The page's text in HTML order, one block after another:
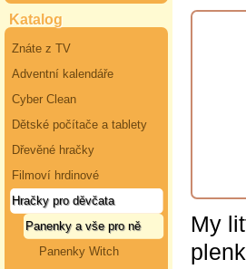
Katalog
Znáte z TV
Adventní kalendáře
Cyber Clean
Dětské počítače a tablety
Dřevěné hračky
Filmoví hrdinové
Hračky pro děvčata
Panenky a vše pro ně
Panenky Witch
My